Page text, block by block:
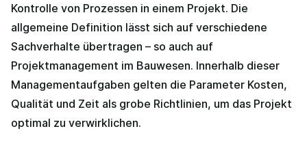
Kontrolle von Prozessen in einem Projekt. Die
allgemeine Definition lässt sich auf verschiedene
Sachverhalte übertragen – so auch auf
Projektmanagement im Bauwesen. Innerhalb dieser
Managementaufgaben gelten die Parameter Kosten,
Qualität und Zeit als grobe Richtlinien, um das Projekt
optimal zu verwirklichen.